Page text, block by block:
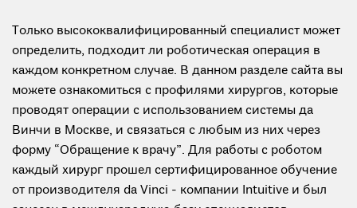
Только высококвалифицированный специалист может
определить, подходит ли роботическая операция в
каждом конкретном случае. В данном разделе сайта вы
можете ознакомиться с профилями хирургов, которые
проводят операции с использованием системы да
Винчи в Москве, и связаться с любым из них через
форму “Обращение к врачу”. Для работы с роботом
каждый хирург прошел сертифицированное обучение
от производителя da Vinci - компании Intuitive и был